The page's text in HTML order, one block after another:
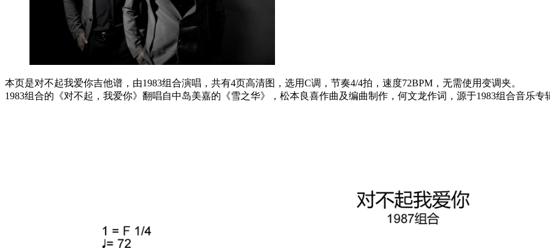
本页是对不起我爱你吉他谱，由1983组合演唱，共有4页高清图，选用C调，节奏4/4拍，速度72BPM，无需使用变调夹。
1983组合的《对不起，我爱你》翻唱自中岛美嘉的《雪之华》，松本良喜作曲及编曲制作，何文龙作词，源于1983组合音乐专